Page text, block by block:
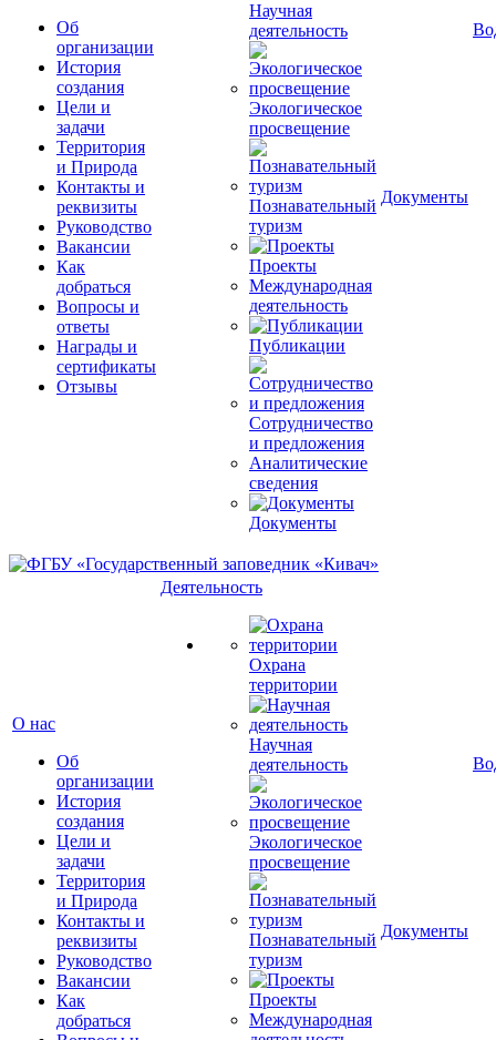
Об
организации
История
создания
Цели и
задачи
Территория
и Природа
Контакты и
реквизиты
Руководство
Вакансии
Как
добраться
Вопросы и
ответы
Награды и
сертификаты
Отзывы
Научная
деятельность
Экологическое
просвещение
Познавательный
туризм
Проекты
Международная
деятельность
Публикации
Сотрудничество
и предложения
Аналитические
сведения
Документы
Документы
О нас
Об
организации
История
создания
Цели и
задачи
Территория
и Природа
Контакты и
реквизиты
Руководство
Вакансии
Как
добраться
Деятельность
Охрана
территории
Научная
деятельность
Экологическое
просвещение
Познавательный
туризм
Проекты
Международная
Документы